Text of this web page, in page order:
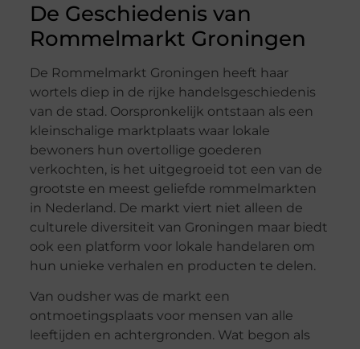
De Geschiedenis van
Rommelmarkt Groningen
De Rommelmarkt Groningen heeft haar
wortels diep in de rijke handelsgeschiedenis
van de stad. Oorspronkelijk ontstaan als een
kleinschalige marktplaats waar lokale
bewoners hun overtollige goederen
verkochten, is het uitgegroeid tot een van de
grootste en meest geliefde rommelmarkten
in Nederland. De markt viert niet alleen de
culturele diversiteit van Groningen maar biedt
ook een platform voor lokale handelaren om
hun unieke verhalen en producten te delen.
Van oudsher was de markt een
ontmoetingsplaats voor mensen van alle
leeftijden en achtergronden. Wat begon als